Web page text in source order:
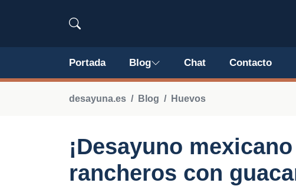
Portada Blog Chat Contacto
desayuna.es Blog Huevos
¡Desayuno
rancheros con